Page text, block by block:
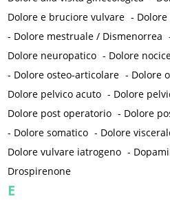
Dolore e bruciore vulvare -
- Dolore mestruale / Dismenorrea
Dolore neuropatico - Dolore
- Dolore osteo-articolare - Dolore
Dolore pelvico acuto - Dolore
Dolore post operatorio - Dolore
- Dolore somatico - Dolore
Dolore vulvare iatrogeno -
Drospirenone
E